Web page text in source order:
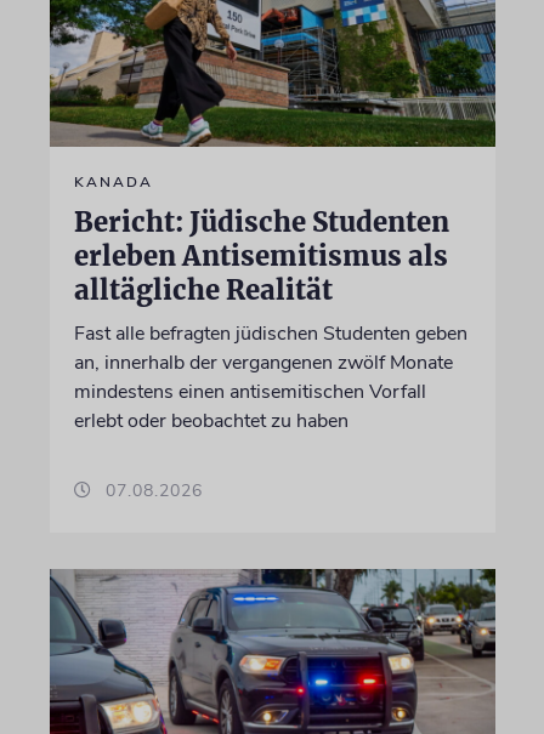
KANADA
Bericht: Jüdische Studenten
erleben Antisemitismus als
alltägliche Realität
Fast alle befragten jüdischen Studenten geben
an, innerhalb der vergangenen zwölf Monate
mindestens einen antisemitischen Vorfall
erlebt oder beobachtet zu haben
07.08.2026